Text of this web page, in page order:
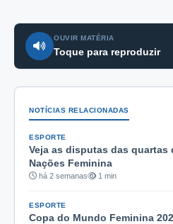
OUVIR MATÉRIA
Toque para reproduzir
NOTÍCIAS RELACIONADAS
ESPORTE
Veja as disputas das quartas
Nações Feminina
há 2 semanas 1 min
ESPORTE
Copa do Mundo Feminina